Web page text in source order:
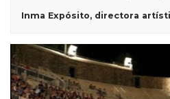
Inma Expósito, directora